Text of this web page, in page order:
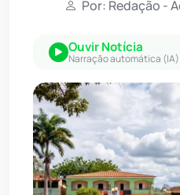
Por: Redação -
Ouvir Notícia
Narração automática (IA)